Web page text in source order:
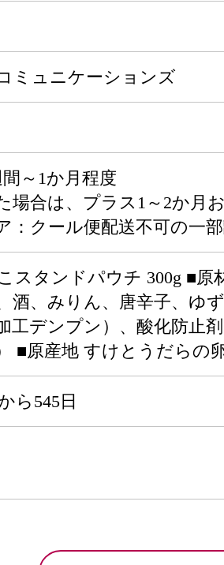
ミュニケーションズ
～1か月程度
場合は、プラス1～2か月
：クール便配送不可の一
スタンドパウチ 300g ■
酒、みりん、唐辛子、ゆ
工デンプン）、酸化防止
■原産地 すけとうだらの
ら545日